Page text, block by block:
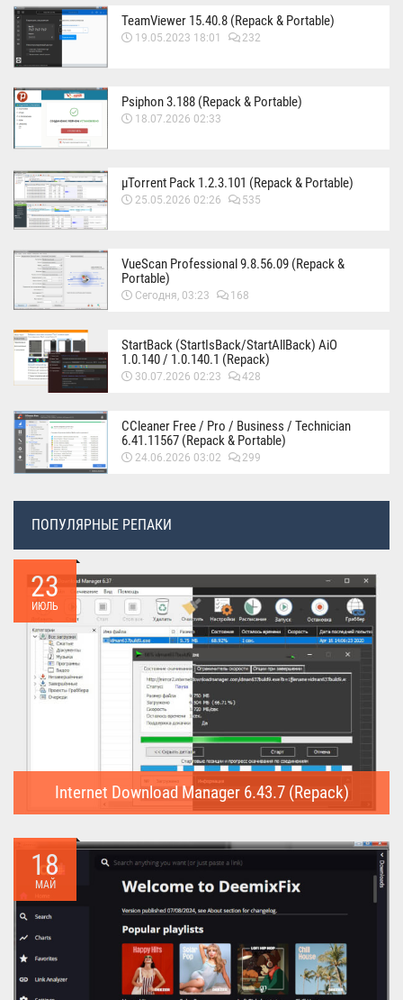
TeamViewer 15.40.8 (Repack & Portable)
19.05.2023 18:01 232
Psiphon 3.188 (Repack & Portable)
18.07.2026 02:33
µTorrent Pack 1.2.3.101 (Repack & Portable)
25.05.2026 02:26 535
VueScan Professional 9.8.56.09 (Repack &
Portable)
Сегодня, 03:23 168
StartBack (StartIsBack/StartAllBack) AiO
1.0.140 / 1.0.140.1 (Repack)
30.07.2026 02:23 428
CCleaner Free / Pro / Business / Technician
6.41.11567 (Repack & Portable)
24.06.2026 03:02 299
ПОПУЛЯРНЫЕ РЕПАКИ
23
ИЮЛЬ
Internet Download Manager 6.43.7 (Repack)
предназначена для...
18
МАЙ